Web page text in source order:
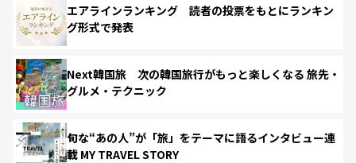
エアラインランキング 読者の投票をもとにランキン
グ形式で発表
Next韓国旅 次の韓国旅行がもっと楽しくなる 旅先・
グルメ・テクニック
旬な“あの人”が「旅」をテーマに語るインタビュー連
載 MY TRAVEL STORY